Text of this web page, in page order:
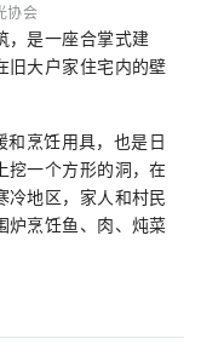
协会
，是一座合掌式建
旧大户家住宅内的壁
烹饪用具，也是日
挖一个方形的洞，在
冷地区，家人和村民
炉烹饪鱼、肉、炖菜